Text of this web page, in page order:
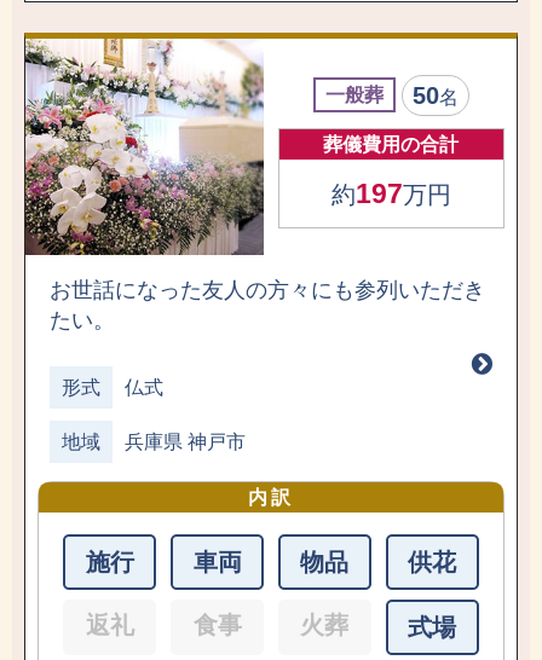
一般葬 50名
葬儀費用の合計
約197万円
お世話になった友人の方々にも参列いただき
たい。
形式 仏式
地域 兵庫県 神戸市
内訳
施行 車両 物品 供花
返礼 食事 火葬 式場